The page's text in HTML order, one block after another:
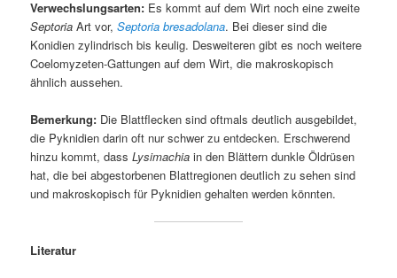
Verwechslungsarten: Es kommt auf dem Wirt noch eine zweite
SeptoriaArt vor,Septoria bresadolana. Bei dieser sind die
Konidien zylindrisch bis keulig. Desweiteren gibt es noch weitere
Coelomyzeten-Gattungen auf dem Wirt, die makroskopisch
ähnlich aussehen.
Bemerkung: Die Blattflecken sind oftmals deutlich ausgebildet,
die Pyknidien darin oft nur schwer zu entdecken. Erschwerend
hinzu kommt, dassLysimachiain den Blättern dunkle Öldrüsen
hat, die bei abgestorbenen Blattregionen deutlich zu sehen sind
und makroskopisch für Pyknidien gehalten werden könnten.
Literatur